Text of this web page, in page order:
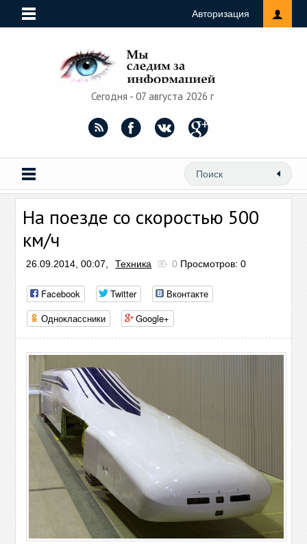
Авторизация
Сегодня - 07 августа 2026 г
На поезде со скоростью 500
км/ч
26.09.2014, 00:07, Техника 0 Просмотров: 0
Facebook Twitter
Вконтакте
Одноклассники
Google+